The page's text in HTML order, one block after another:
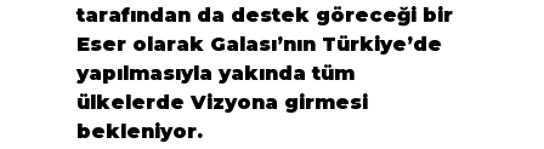
tarafından da destek göreceği bir
Eser olarak Galası’nın Türkiye’de
yapılmasıyla yakında tüm
ülkelerde Vizyona girmesi
bekleniyor.